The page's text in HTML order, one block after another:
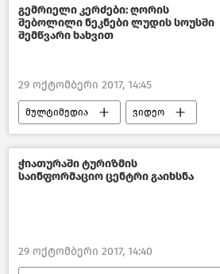
მსოფლიოს ახალი ამბები
გემრიელი კერძები: ღორის
შებოლილი ნეკნები ლუდის სოუსში
შემწვარი ხახვით
29 ოქტომბერი 2017, 14:45
მულტიმედია ვიდეო
გემრიელი სამზარეულო
ჭიათურაში ტურიზმის
საინფორმაციო ცენტრი გაიხსნა
29 ოქტომბერი 2017, 14:40